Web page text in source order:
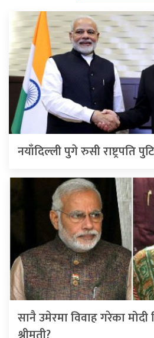
नयाँदिल्ली पुगे रुसी राष्ट्रपति
सानै उमेरमा विवाह गरेका